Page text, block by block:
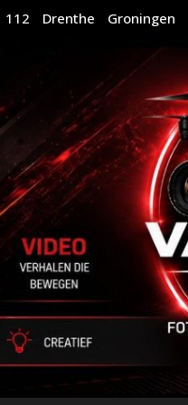
112 Drenthe Groningen